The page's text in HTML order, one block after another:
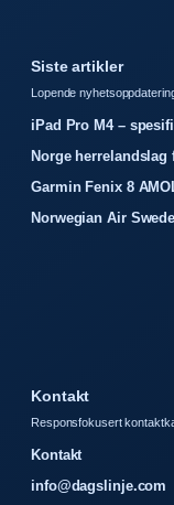
Siste artikler
Lopende
iPad Pro M4 –
Norge herrelandslag
Garmin Fenix 8
Norwegian Air
Kontakt
Responsfokusert
Kontakt
info@dagslinje.com